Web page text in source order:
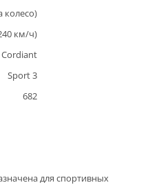
колесо)
км/ч)
Cordiant
Sport 3
682
для спортивных